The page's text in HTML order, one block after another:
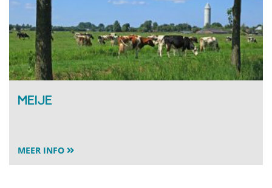
Meije
MEER INFO